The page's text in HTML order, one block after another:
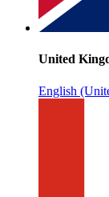
United
English